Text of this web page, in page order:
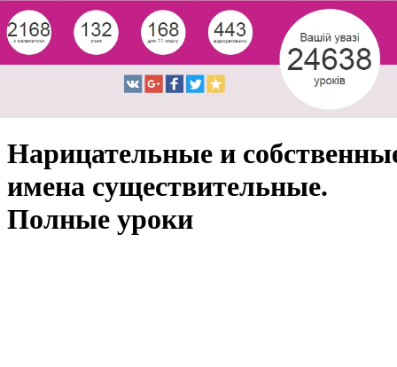
Нарицательные и
имена существительные.
Полные уроки